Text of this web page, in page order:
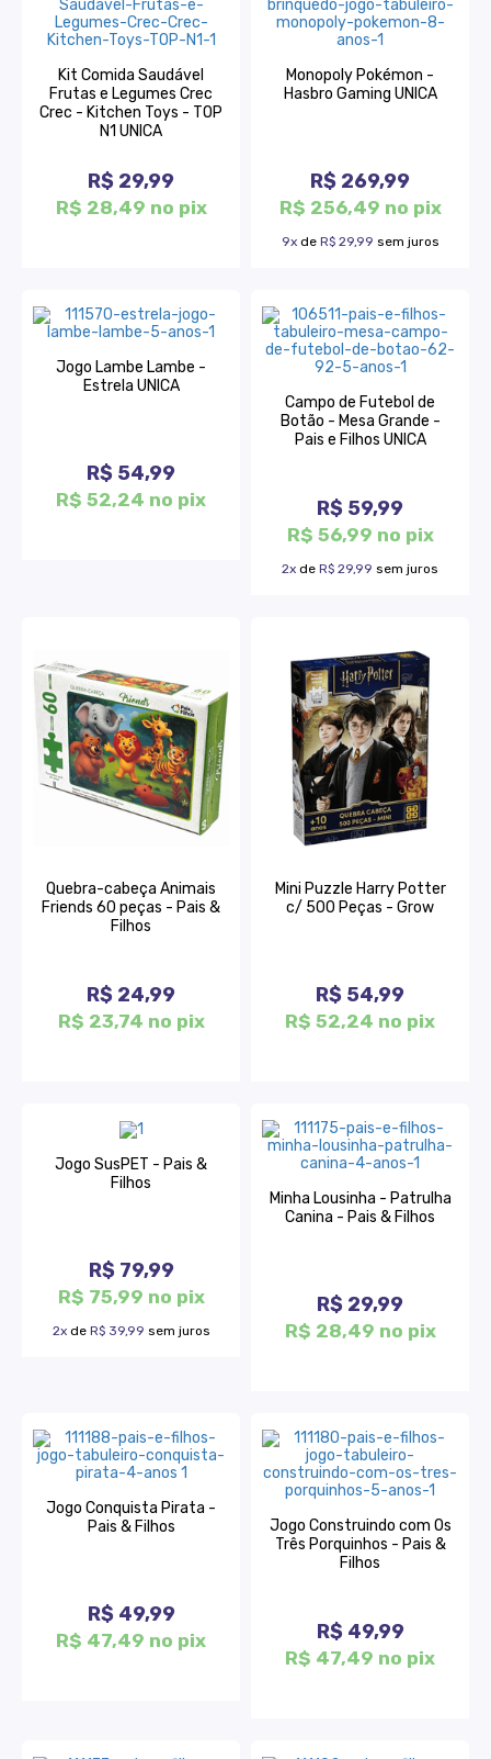
Kit Comida Saudável
Frutas e Legumes Crec
Crec - Kitchen Toys - TOP
N1 UNICA
R$ 29,99
R$ 28,49 no pix
Monopoly Pokémon -
Hasbro Gaming UNICA
R$ 269,99
R$ 256,49 no pix
9xde R$ 29,99 sem juros
Jogo Lambe Lambe -
Estrela UNICA
R$ 54,99
R$ 52,24 no pix
Campo de Futebol de
Botão - Mesa Grande -
Pais e Filhos UNICA
R$ 59,99
R$ 56,99 no pix
2x de R$ 29,99 sem juros
Quebra-cabeça Animais
Friends 60 peças - Pais &
Filhos
R$ 24,99
R$ 23,74 no pix
Mini Puzzle Harry Potter
c/ 500 Peças - Grow
R$ 54,99
R$ 52,24 no pix
Jogo SusPET - Pais &
Filhos
R$ 79,99
R$ 75,99 no pix
2xde R$ 39,99 sem juros
Minha Lousinha - Patrulha
Canina - Pais & Filhos
R$ 29,99
R$ 28,49 no pix
Jogo Conquista Pirata -
Pais & Filhos
R$ 49,99
R$ 47,49 no pix
Jogo Construindo com Os
Três Porquinhos - Pais &
Filhos
R$ 49,99
R$ 47,49 no pix